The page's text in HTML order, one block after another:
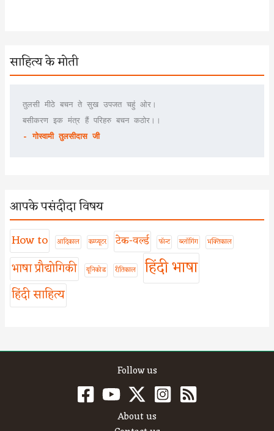
साहित्य के मोती
तुलसी मीठे बचन ते सुख उपजत चहुं ओर।
बसीकरण इक मंत्र हैं परिहरु बचन कठोर।।
- गोस्वामी तुलसीदास जी
आपके पसंदीदा विषय
How to आदिकाल कम्प्यूटर टेक-वर्ल्ड फॉन्ट ब्लॉगिंग भक्तिकाल
भाषा प्रौद्योगिकी यूनिकोड रीतिकाल हिंदी भाषा
हिंदी साहित्य
Follow us
About us